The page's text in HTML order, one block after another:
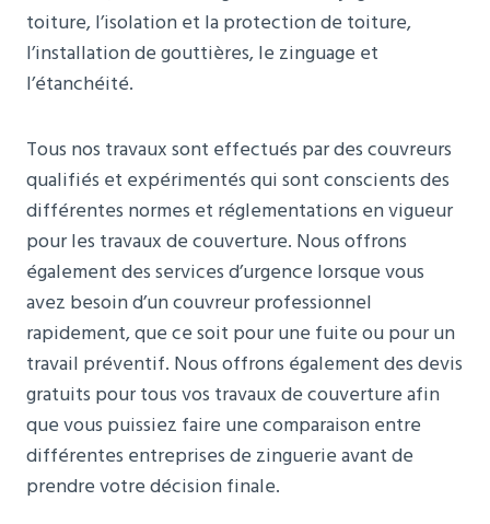
toiture, l’isolation et la protection de toiture,
l’installation de gouttières, le zinguage et
l’étanchéité.
Tous nos travaux sont effectués par des couvreurs
qualifiés et expérimentés qui sont conscients des
différentes normes et réglementations en vigueur
pour les travaux de couverture. Nous offrons
également des services d’urgence lorsque vous
avez besoin d’un couvreur professionnel
rapidement, que ce soit pour une fuite ou pour un
travail préventif. Nous offrons également des devis
gratuits pour tous vos travaux de couverture afin
que vous puissiez faire une comparaison entre
différentes entreprises de zinguerie avant de
prendre votre décision finale.